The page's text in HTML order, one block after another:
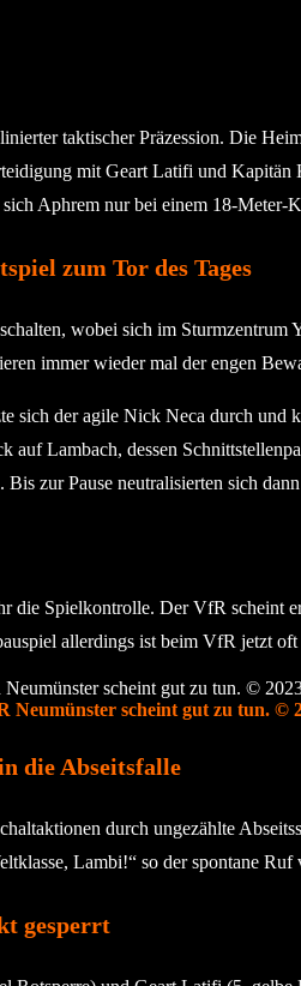
taktischer Präzession. Die
mit Geart Latifi und
Aphrem nur bei einem 18-
zum Tor des Tages
wobei sich im
immer wieder mal der engen
sich der agile Nick Neca durch
auf Lambach, dessen
zur Pause neutralisierten sich
die Spielkontrolle. Der VfR scheint
allerdings ist beim VfR jetzt
Neumünster scheint gut zu tun. ©
die Abseitsfalle
durch ungezählte
Lambi!“ so der spontane
gesperrt